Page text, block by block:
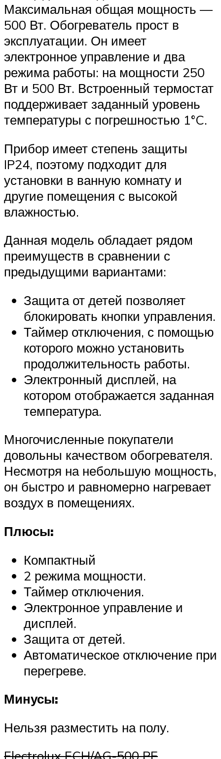
Максимальная общая мощность —
500 Вт. Обогреватель прост в
эксплуатации. Он имеет
электронное управление и два
режима работы: на мощности 250
Вт и 500 Вт. Встроенный термостат
поддерживает заданный уровень
температуры с погрешностью 1°C.
Прибор имеет степень защиты
IP24, поэтому подходит для
установки в ванную комнату и
другие помещения с высокой
влажностью.
Данная модель обладает рядом
преимуществ в сравнении с
предыдущими вариантами:
Защита от детей позволяет
блокировать кнопки управления.
Таймер отключения, с помощью
которого можно установить
продолжительность работы.
Электронный дисплей, на
котором отображается заданная
температура.
Многочисленные покупатели
довольны качеством обогревателя.
Несмотря на небольшую мощность,
он быстро и равномерно нагревает
воздух в помещениях.
Плюсы:
Компактный
2 режима мощности.
Таймер отключения.
Электронное управление и
дисплей.
Защита от детей.
Автоматическое отключение при
перегреве.
Минусы:
Нельзя разместить на полу.
Electrolux ECH/AG-500 PE